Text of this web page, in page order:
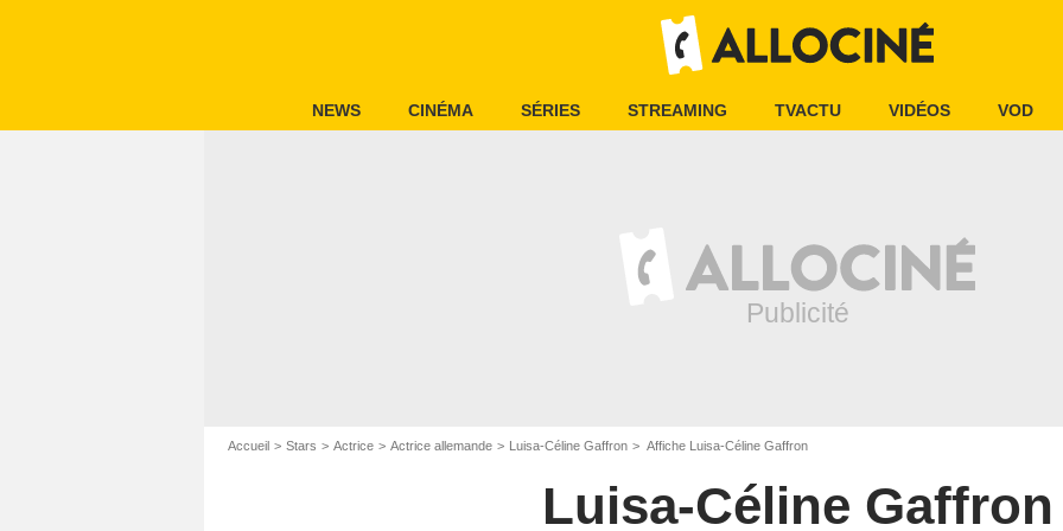
NEWS CINÉMA SÉRIES STREAMING TVACTU VIDÉOS VOD
Accueil Stars Actrice Actrice allemande Luisa-Céline Gaffron Affiche Luisa-Céline Gaffron
Luisa-Céline Gaffron